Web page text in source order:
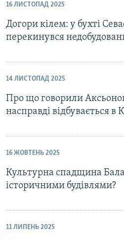
16 ЛИСТОПАД 2025
Догори кілем: у бухті
перекинувся
14 ЛИСТОПАД 2025
Про що говорили
насправді відбувається в
16 ЖОВТЕНЬ 2025
Культурна спадщина
історичними будівлями?
11 ЛИПЕНЬ 2025